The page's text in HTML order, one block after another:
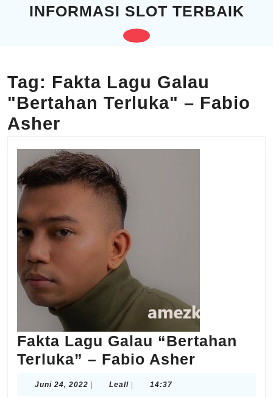
INFORMASI SLOT TERBAIK
Open
Tag: Fakta Lagu Galau
"Bertahan Terluka" – Fabio
Asher
Fakta Lagu Galau “Bertahan
Terluka” – Fabio Asher
Juni 24, 2022 Juni
LeallLeall 14:37